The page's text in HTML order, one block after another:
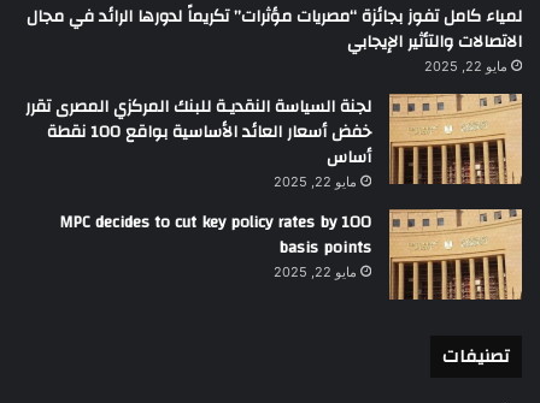
لمياء كامل تفوز بجائزة “مصريات مؤثرات” تكريماً لدورها الرائد في مجال
الاتصالات والتأثير الإيجابي
مايو 22, 2025
لجنة السياسة النقديـة للبنك المركزي المصرى تقرر
خفض أسعار العائد الأساسية بواقع 100 نقطة
أساس
مايو 22, 2025
MPC decides to cut key policy rates by 100
basis points
مايو 22, 2025
تصنيفات